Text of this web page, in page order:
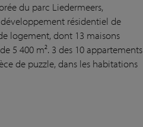
du parc Liedermeers,
résidentiel de
logement, dont 13 maisons
5 400 m². 3 des 10 appartements
de puzzle, dans les habitations